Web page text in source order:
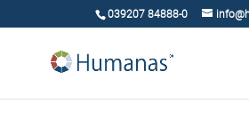
039207 84888-0